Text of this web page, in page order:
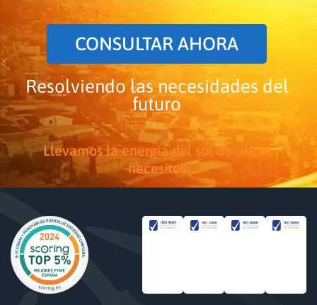
CONSULTAR AHORA
Resolviendo las necesidades del
futuro
Llevamos la energía del sol donde la
necesites